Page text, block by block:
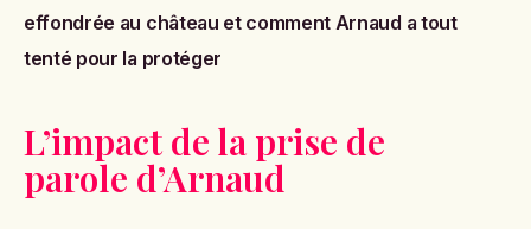
effondrée au château et comment Arnaud a tout
tenté pour la protéger
L’impact de la prise de
parole d’Arnaud